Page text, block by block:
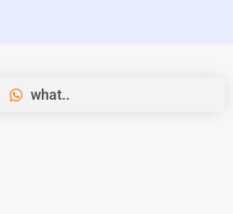
what..